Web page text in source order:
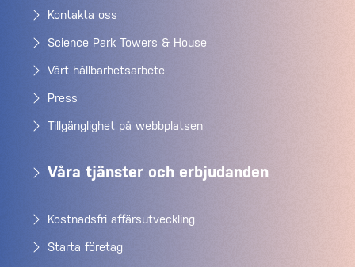
Kontakta oss
Science Park Towers & House
Vårt hållbarhetsarbete
Press
Tillgänglighet på webbplatsen
Våra tjänster och erbjudanden
Kostnadsfri affärsutveckling
Starta företag